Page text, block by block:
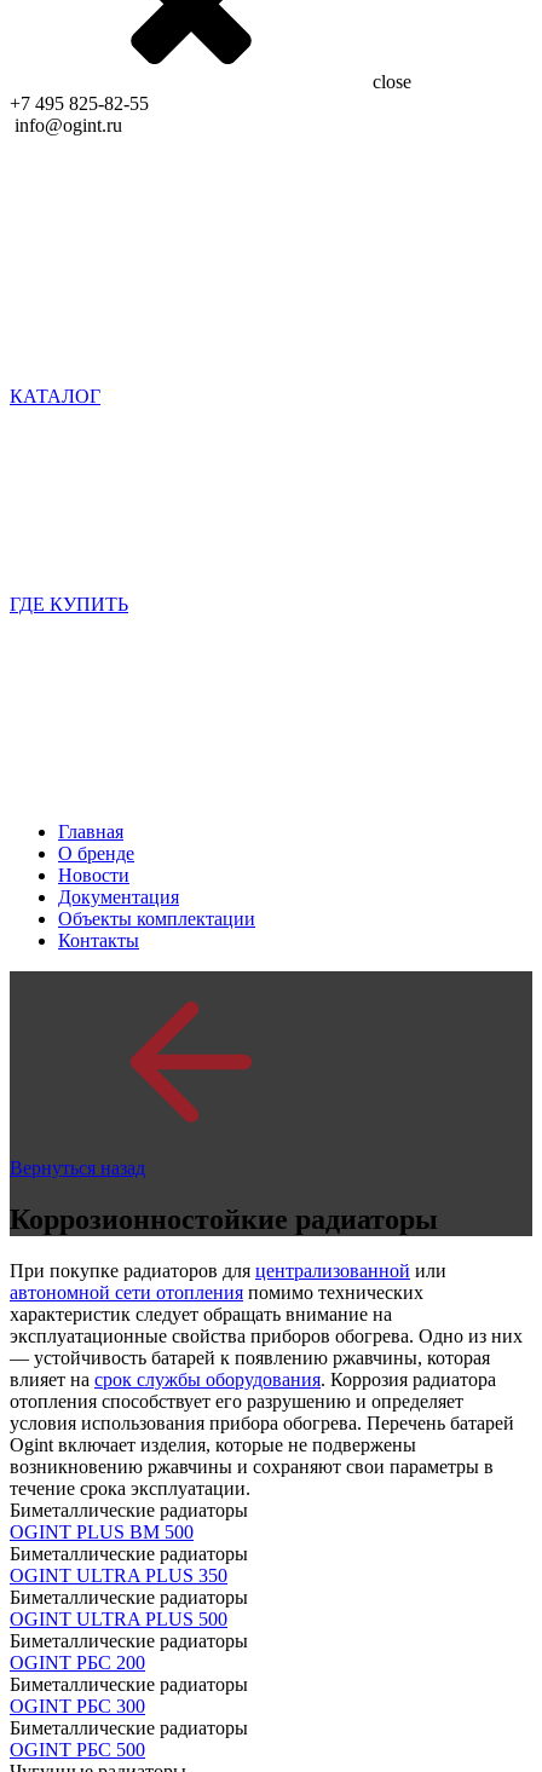
close
+7 495 825-82-55
info@ogint.ru
КАТАЛОГ
ГДЕ КУПИТЬ
Главная
О бренде
Новости
Документация
Объекты комплектации
Контакты
Вернуться назад
Коррозионностойкие радиаторы
При покупке радиаторов для централизованной или
автономной сети отопления помимо технических
характеристик следует обращать внимание на
эксплуатационные свойства приборов обогрева. Одно из них
— устойчивость батарей к появлению ржавчины, которая
влияет на срок службы оборудования. Коррозия радиатора
отопления способствует его разрушению и определяет
условия использования прибора обогрева. Перечень батарей
Ogint включает изделия, которые не подвержены
возникновению ржавчины и сохраняют свои параметры в
течение срока эксплуатации.
Биметаллические радиаторы
OGINT PLUS BM 500
Биметаллические радиаторы
OGINT ULTRA PLUS 350
Биметаллические радиаторы
OGINT ULTRA PLUS 500
Биметаллические радиаторы
OGINT РБС 200
Биметаллические радиаторы
OGINT РБС 300
Биметаллические радиаторы
OGINT РБС 500